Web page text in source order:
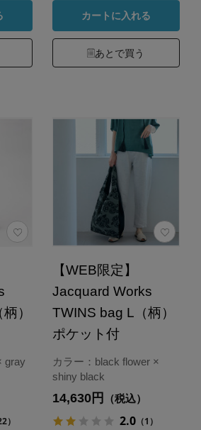
カートに入れる
あとで買う
）
gray
）
【WEB限定】
Jacquard Works
TWINS bag L（柄）
ポケット付
カラー：black flower ×
shiny black
14,630円 （税込）
2.0（1）